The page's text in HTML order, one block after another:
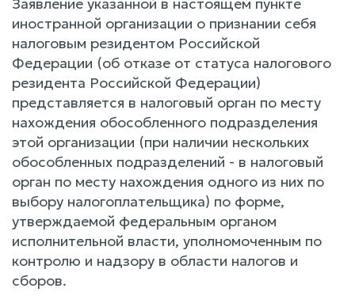
Заявление указанной в настоящем пункте
иностранной организации о признании себя
налоговым резидентом Российской
Федерации (об отказе от статуса налогового
резидента Российской Федерации)
представляется в налоговый орган по месту
нахождения обособленного подразделения
этой организации (при наличии нескольких
обособленных подразделений - в налоговый
орган по месту нахождения одного из них по
выбору налогоплательщика) по форме,
утверждаемой федеральным органом
исполнительной власти, уполномоченным по
контролю и надзору в области налогов и
сборов.